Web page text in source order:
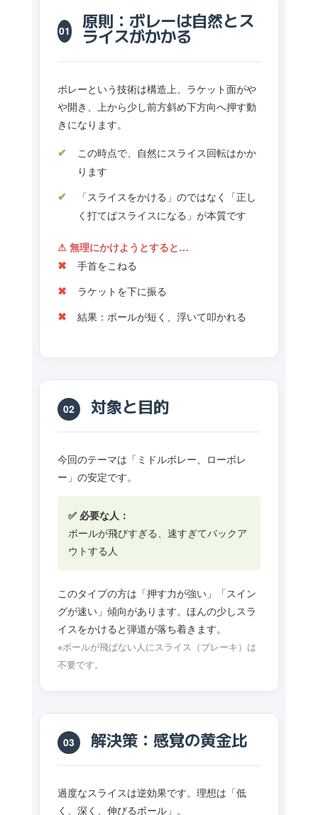
01 原則：ボレーは自然とス
ライスがかかる
ボレーという技術は構造上、ラケット面がや
や開き、上から少し前方斜め下方向へ押す動
きになります。
この時点で、自然にスライス回転はかか
ります
「スライスをかける」のではなく「正し
く打てばスライスになる」が本質です
⚠ 無理にかけようとすると…
手首をこねる
ラケットを下に振る
結果：ボールが短く、浮いて叩かれる
02 対象と目的
今回のテーマは「ミドルボレー、ローボレ
ー」の安定です。
✅ 必要な人：
ボールが飛びすぎる、速すぎてバックア
ウトする人
このタイプの方は「押す力が強い」「スイン
グが速い」傾向があります。ほんの少しスラ
イスをかけると弾道が落ち着きます。
※ボールが飛ばない人にスライス（ブレーキ）は
不要です。
03 解決策：感覚の黄金比
過度なスライスは逆効果です。理想は「低
く、深く、伸びるボール」。